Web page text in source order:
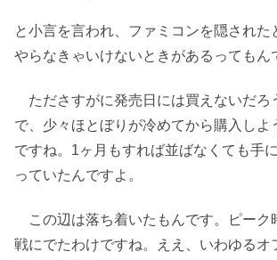
と小言を言われ、ファミコンを隠された
やらなきゃいけないときがあるってもん
たださすがに発売日には買えないだろ
で、少々ほとぼりが冷めてから購入しよ
ですね。1ヶ月もすれば並ばなくても手
っていたんですよ。
この辺は落ち着いたもんです。ピーク
戦にでたわけですね。ええ、いわゆるオ